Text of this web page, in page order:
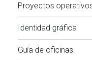
Proyectos
Identidad gráfica
Guía de oficinas